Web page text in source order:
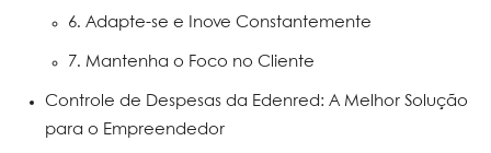
6. Adapte-se e Inove Constantemente
7. Mantenha o Foco no Cliente
Controle de Despesas da Edenred: A Melhor Solução
para o Empreendedor